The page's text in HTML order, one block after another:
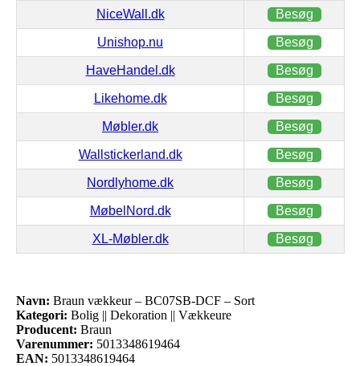
NiceWall.dk Besøg
Unishop.nu Besøg
HaveHandel.dk Besøg
Likehome.dk Besøg
Møbler.dk Besøg
Wallstickerland.dk Besøg
Nordlyhome.dk Besøg
MøbelNord.dk Besøg
XL-Møbler.dk Besøg
Navn: Braun vækkeur – BC07SB-DCF – Sort
Kategori: Bolig || Dekoration || Vækkeure
Producent: Braun
Varenummer: 5013348619464
EAN: 5013348619464